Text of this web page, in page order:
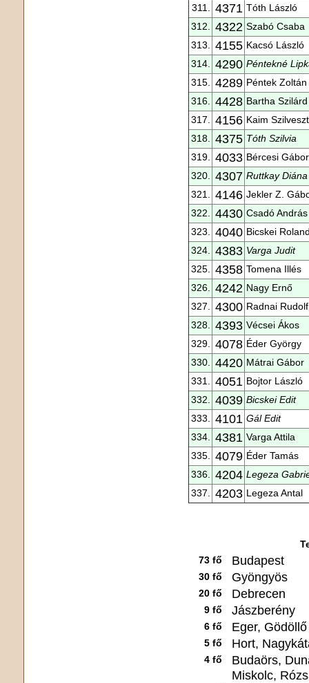
311.
4371 Tóth László
312.
4322 Szabó Csaba
313.
4155 Kacsó László
314.
4290 Péntekné
315.
4289 Péntek Zoltán
316.
4428 Bartha Szilárd
317.
4156 Kaim
318.
4375 Tóth Szilvia
319.
4033 Bércesi Gábor
320.
4307 Ruttkay Diána
321.
4146 Jekler Z.
322.
4430 Csadó András
323.
4040 Bicskei
324.
4383 Varga Judit
325.
4358 Tomena Illés
326.
4242 Nagy Ernő
327.
4300 Radnai Rudolf
328.
4393 Vécsei Ákos
329.
4078 Éder György
330.
4420 Mátrai Gábor
331.
4051 Bojtor László
332.
4039 Bicskei Edit
333.
4101 Gál Edit
334.
4381 Varga Attila
335.
4079 Éder Tamás
336.
4204 Legeza
337.
4203 Legeza Antal
73 fő
Budapest
30 fő Gyöngyös
20 fő Debrecen
9 fő Jászberény
6 fő Eger, Gödöllő
5 fő Hort,
4 fő
Budaörs,
Miskolc,